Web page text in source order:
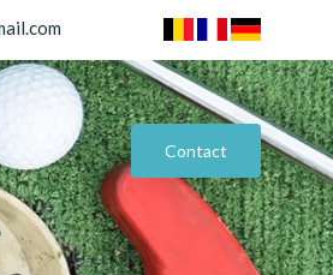
Contact